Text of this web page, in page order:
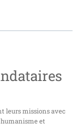
leurs missions avec
et